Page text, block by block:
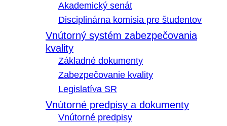
Akademický senát
Disciplinárna komisia pre študentov
Vnútorný systém zabezpečovania
kvality
Základné dokumenty
Zabezpečovanie kvality
Legislatíva SR
Vnútorné predpisy a dokumenty
Vnútorné predpisy